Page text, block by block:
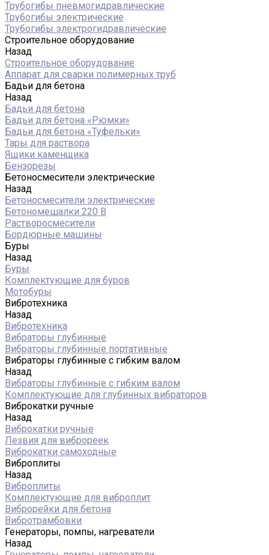
Трубогибы пневмогидравлические
Трубогибы электрические
Трубогибы электрогидравлические
Строительное оборудование
Назад
Строительное оборудование
Аппарат для сварки полимерных труб
Бадьи для бетона
Назад
Бадьи для бетона
Бадьи для бетона «Рюмки»
Бадьи для бетона «Туфельки»
Тары для раствора
Ящики каменщика
Бензорезы
Бетоносмесители электрические
Назад
Бетоносмесители электрические
Бетономешалки 220 В
Растворосмесители
Бордюрные машины
Буры
Назад
Буры
Комплектующие для буров
Мотобуры
Вибротехника
Назад
Вибротехника
Вибраторы глубинные
Вибраторы глубинные портативные
Вибраторы глубинные с гибким валом
Назад
Вибраторы глубинные с гибким валом
Комплектующие для глубинных вибраторов
Виброкатки ручные
Назад
Виброкатки ручные
Лезвия для виброреек
Виброкатки самоходные
Виброплиты
Назад
Виброплиты
Комплектующие для виброплит
Виброрейки для бетона
Вибротрамбовки
Генераторы, помпы, нагреватели
Назад